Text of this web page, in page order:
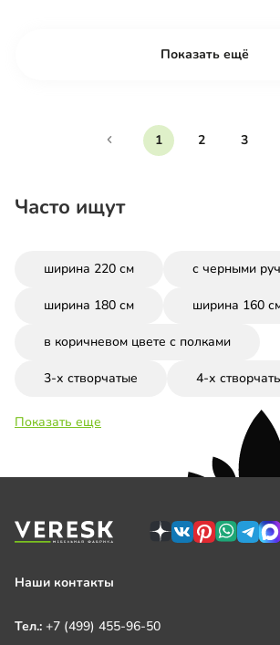
Показать ещё
1 2 3
Часто ищут
ширина 220 см с черными
ширина 180 см ширина 160
в коричневом цвете с полками
3-х створчатые 4-х
Показать еще
Наши контакты
Тел.: +7 (499) 455-96-50